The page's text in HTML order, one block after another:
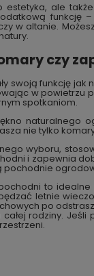
ale
funkcję
w altanie.
czy
swoją funkcję
w powietrzu
spotkaniom.
naturalnego
nie tylko
wyboru,
i zapewnia
pochodnie
to idealne
letnie
po
rodziny.